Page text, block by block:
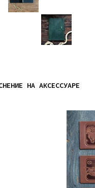
НА АКСЕССУАРЕ